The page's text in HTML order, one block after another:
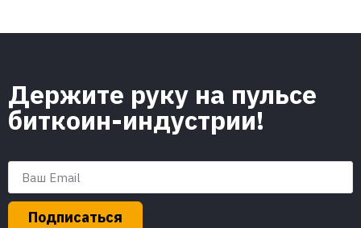
Держите руку на пульсе
биткоин-индустрии!
Подписаться